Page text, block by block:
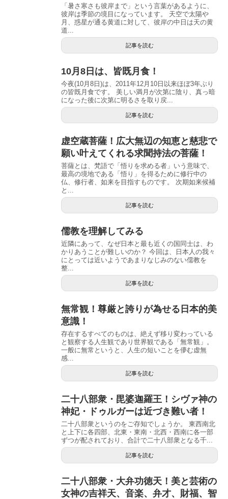
「暑さ寒さも彼岸まで」という言葉があるように、
彼岸は季節の境目になっています。 天空で太陽や
月、惑星が通る黄道に対して、彼岸の中日は天の黄
道...
記事を読む
10月8日は、皆既月食！
今夜(10月8日)は、2011年12月10日以来ほぼ3年ぶり
の皆既月食です。 美しい満月が次第に陰り、真っ暗
になった後に次第に明るさを取り戻...
記事を読む
虚空蔵菩薩！広大無辺の知恵と慈悲で
願い叶えてくれる求聞持法の菩薩！
菩薩とは、梵語で「悟りを求める者」いう意味で、
最高の境地である「悟り」を得るために修行中の
仏、修行者、如来を目指すものです。 次期如来候補
と...
記事を読む
儒教を理解してみる
近隣にあって、なぜ日本と最も近くの国同士は、わ
かりあうことが難しいのか？ 今回は、日本人の我々
にとっては近いようであまりなじみのない儒教を
整...
記事を読む
無常観！尊厳と誇りが為せる日本的美
意識！
存在するすべてのものは、絶えず移り変わっている
と観察する人生観であり世界観である「無常観」。
一般に無常というと、人生の短いことを儚む虚無
感...
記事を読む
二十八部衆・毘婆迦羅王！シヴァ神の
神妃・ドゥルガーは近づき難い者！
二十八部衆というのをご存知でしょうか。 東西南北
と上下に各四部、北東・東南・北西・西南に各一部
ずつが配されており、合計で二十八部衆となる千...
記事を読む
二十八部衆・大弁功徳天！美と芸術の
女神の吉祥天、音楽、弁才、財福、智